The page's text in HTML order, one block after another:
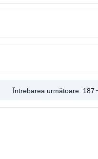
Întrebarea următoare: 187